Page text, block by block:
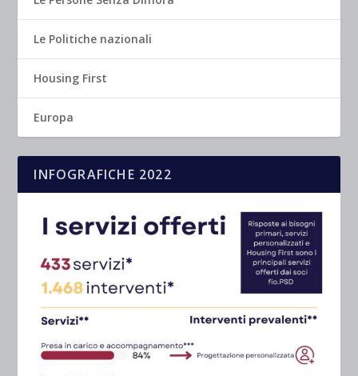
Le Politiche nazionali
Housing First
Europa
INFOGRAFICHE 2022